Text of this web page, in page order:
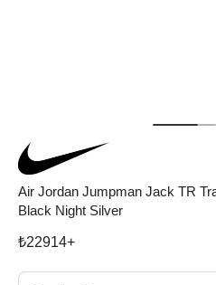
Air Jordan Jumpman Jack TR
Black Night Silver
₺22914+
Beden Seç